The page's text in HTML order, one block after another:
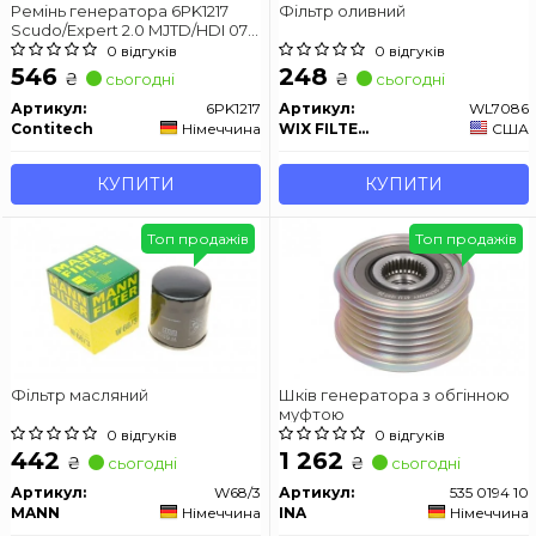
Ремінь генератора 6PK1217
Scudo/Expert 2.0 MJTD/HDI 07>
(+AC) CONTITECH 6PK1217
0 відгуків
546 ₴ сьогодні
Артикул:
6PK1217
Contitech
Німеччина
КУПИТИ
Фільтр оливний
0 відгуків
248 ₴ сьогодні
Артикул:
WL7086
WIX FILTERS
США
КУПИТИ
Фільтр масляний
0 відгуків
442 ₴ сьогодні
Артикул:
W68/3
MANN
Німеччина
Топ продажів
Шків генератора з обгінною
муфтою
0 відгуків
1 262 ₴ сьогодні
Артикул:
535 0194 10
INA
Німеччина
Топ продажів